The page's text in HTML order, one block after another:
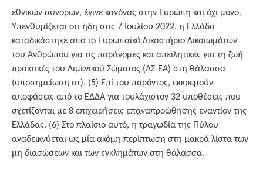
εθνικών συνόρων, έγινε κανόνας στην Ευρώπη και όχι μόνο.
Υπενθυμίζεται ότι ήδη στις 7 Ιουλίου 2022, η Ελλάδα
καταδικάστηκε από το Ευρωπαϊκό Δικαστήριο Δικαιωμάτων
του Ανθρώπου για τις παράνομες και απειλητικές για τη ζωή
πρακτικές του Λιμενικού Σώματος (ΛΣ-ΕΑ) στη θάλασσα
(υποσημείωση στ). (5) Επί του παρόντος, εκκρεμούν
αποφάσεις από το ΕΔΔΑ για τουλάχιστον 32 υποθέσεις που
σχετίζονται με 8 επιχειρήσεις επαναπροώθησης εναντίον της
Ελλάδας. (6) Στο πλαίσιο αυτό, η τραγωδία της Πύλου
αναδεικνύεται ως μία ακόμη περίπτωση στη μακρά λίστα των
μη διασώσεων και των εγκλημάτων στη θάλασσα.